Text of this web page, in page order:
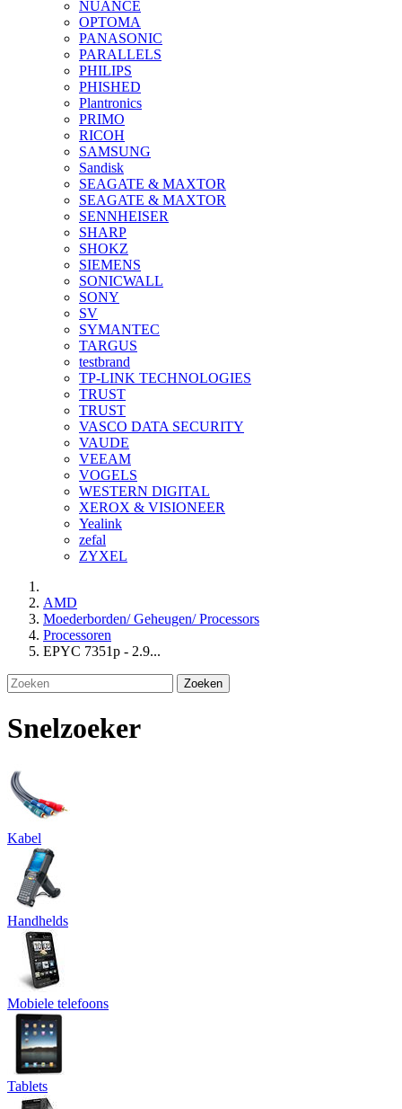
NUANCE
OPTOMA
PANASONIC
PARALLELS
PHILIPS
PHISHED
Plantronics
PRIMO
RICOH
SAMSUNG
Sandisk
SEAGATE & MAXTOR
SEAGATE & MAXTOR
SENNHEISER
SHARP
SHOKZ
SIEMENS
SONICWALL
SONY
SV
SYMANTEC
TARGUS
testbrand
TP-LINK TECHNOLOGIES
TRUST
TRUST
VASCO DATA SECURITY
VAUDE
VEEAM
VOGELS
WESTERN DIGITAL
XEROX & VISIONEER
Yealink
zefal
ZYXEL
AMD
Moederborden/ Geheugen/ Processors
Processoren
EPYC 7351p - 2.9...
Zoeken
Snelzoeker
Kabel
Handhelds
Mobiele telefoons
Tablets